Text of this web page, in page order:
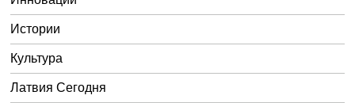
Истории
Культура
Латвия Сегодня